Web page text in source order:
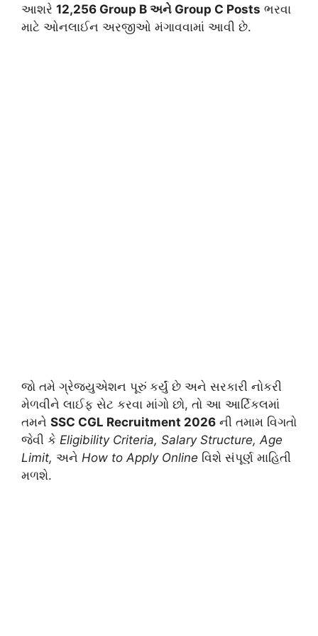
આશરે 12,256 Group B અને Group C Posts ભરવા
માટે ઓનલાઈન અરજીઓ મંગાવવામાં આવી છે.
જો તમે ગ્રેજ્યુએશન પૂરું કર્યું છે અને સરકારી નોકરી
મેળવીને લાઈફ સેટ કરવા માંગો છો, તો આ આર્ટિકલમાં
તમને SSC CGL Recruitment 2026 ની તમામ વિગતો
જેવી કે Eligibility Criteria, Salary Structure, Age
Limit, અને How to Apply Online વિશે સંપૂર્ણ માહિતી
મળશે.